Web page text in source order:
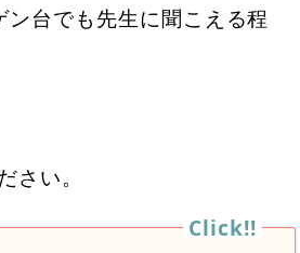
台でも先生に聞こえる程
い。